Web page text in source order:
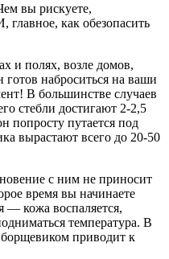
вы рискуете,
главное, как обезопасить
и полях, возле домов,
наброситься на ваши
В большинстве случаев
стебли достигают 2-2,5
попросту путается под
вырастают всего до 20-50
с ним не приносит
время вы начинаете
— кожа воспаляется,
температура. В
борщевиком приводит к